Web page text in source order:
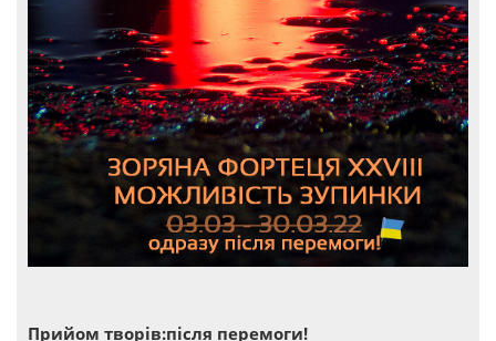
Прийом творів:після перемоги!